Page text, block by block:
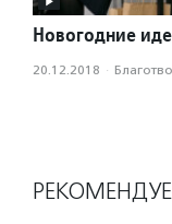
Новогодние
20.12.2018 ·